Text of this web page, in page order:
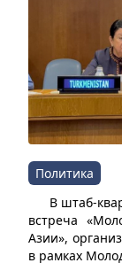
Политика
В штаб-
встреча
Азии»,
в рамках